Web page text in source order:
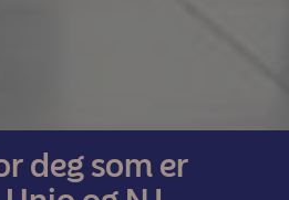
deg som er